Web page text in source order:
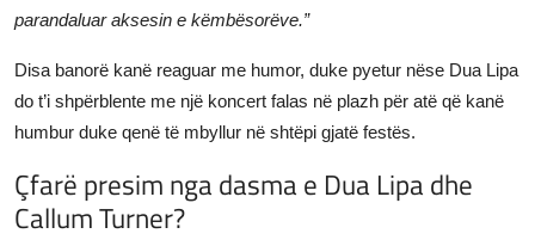
parandaluar aksesin e këmbësorëve.”
Disa banorë kanë reaguar me humor, duke pyetur nëse Dua Lipa
do t’i shpërblente me një koncert falas në plazh për atë që kanë
humbur duke qenë të mbyllur në shtëpi gjatë festës.
Çfarë presim nga dasma e Dua Lipa dhe
Callum Turner?